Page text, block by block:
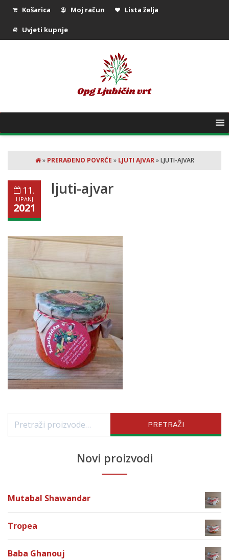
Košarica Moj račun Lista želja
Uvjeti kupnje
» PRERAĐENO POVRĆE » LJUTI AJVAR»LJUTI-AJVAR
ljuti-ajvar
11.
LIPANJ
2021
PRETRAŽI
Novi proizvodi
Mutabal Shawandar
Tropea
Baba Ghanouj